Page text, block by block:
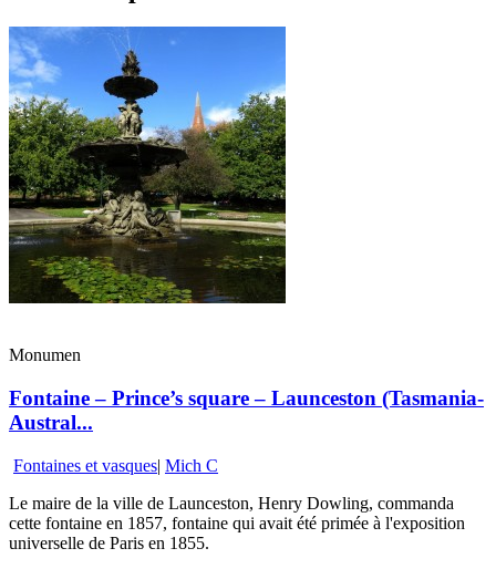
Monumen
Fontaine – Prince’s square – Launceston (Tasmania-
Austral...
Fontaines et vasques| Mich C
Le maire de la ville de Launceston, Henry Dowling, commanda
cette fontaine en 1857, fontaine qui avait été primée à l'exposition
universelle de Paris en 1855.